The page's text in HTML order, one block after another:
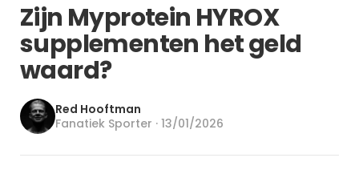
Zijn Myprotein HYROX
supplementen het geld
waard?
Red Hooftman
Fanatiek Sporter · 13/01/2026